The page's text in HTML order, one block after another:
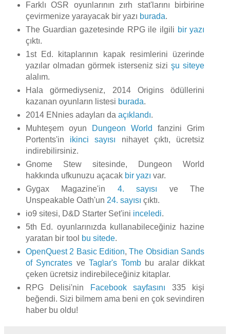
Farklı OSR oyunlarının zırh stat'larını birbirine
çevirmenize yarayacak bir yazı burada.
The Guardian gazetesinde RPG ile ilgili bir yazı
çıktı.
1st Ed. kitaplarının kapak resimlerini üzerinde
yazılar olmadan görmek isterseniz sizişu siteye
alalım.
Hala görmediyseniz, 2014 Origins ödüllerini
kazanan oyunların listesi burada.
2014 ENnies adayları da açıklandı.
Muhteşem oyun
Dungeon World
fanzini Grim
Portents'in ikinci sayısı nihayet çıktı, ücretsiz
indirebilirsiniz.
Gnome Stew sitesinde, Dungeon World
hakkında ufkunuzu açacak bir yazı var.
Gygax Magazine'in 4. sayısı ve The
Unspeakable Oath'un 24. sayısı çıktı.
io9 sitesi, D&D Starter Set'ini inceledi.
5th Ed. oyunlarınızda kullanabileceğiniz hazine
yaratan bir tool bu sitede.
OpenQuest 2 Basic Edition,The Obsidian Sands
of Syncrates veTaglar's Tombbu aralar dikkat
çeken ücretsiz indirebileceğiniz kitaplar.
RPG Delisi'nin
Facebook sayfasını 335 kişi
beğendi. Sizi bilmem ama beni en çok sevindiren
haber bu oldu!